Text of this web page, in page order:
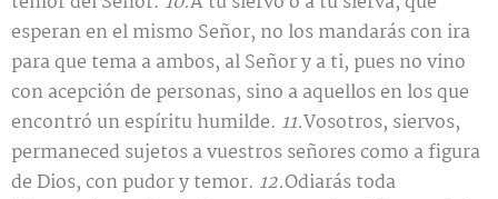
esperan en el mismo Señor, no los mandarás con ira
para que tema a ambos, al Señor y a ti, pues no vino
con acepción de personas, sino a aquellos en los que
encontró un espíritu humilde. 11.Vosotros, siervos,
permaneced sujetos a vuestros señores como a figura
de Dios, con pudor y temor. 12.Odiarás toda